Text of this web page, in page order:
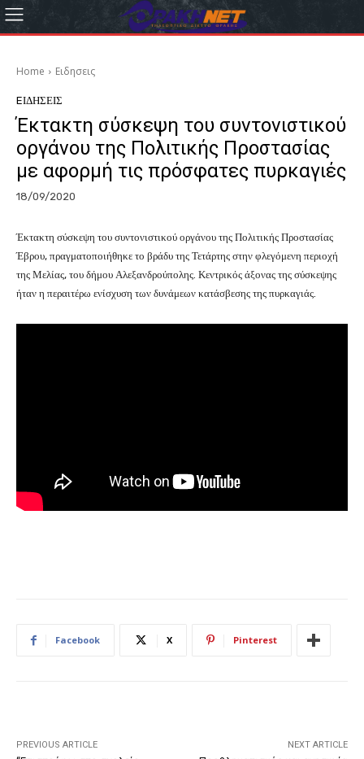
Home Eιδησεις
EΙΔΗΣΕΙΣ
Έκτακτη σύσκεψη του συντονιστικού
οργάνου της Πολιτικής Προστασίας
με αφορμή τις πρόσφατες πυρκαγιές
18/09/2020
Έκτακτη σύσκεψη του συντονιστικού οργάνου της Πολιτικής Προστασίας
Έβρου, πραγματοποιήθηκε το βράδυ της Τετάρτης στην φλεγόμενη περιοχή
της Μελίας, του δήμου Αλεξανδρούπολης. Κεντρικός άξονας της σύσκεψης
ήταν η περαιτέρω ενίσχυση των δυνάμεων κατάσβεσης της πυρκαγιάς.
Facebook X Pinterest
PREVIOUS ARTICLE NEXT ARTICLE